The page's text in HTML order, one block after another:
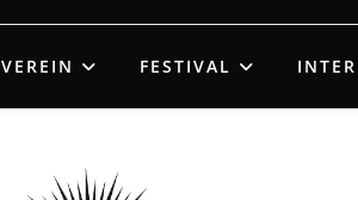
VEREIN FESTIVAL